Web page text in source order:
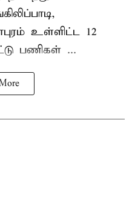
உள்ளிட்ட 12
பணிகள் ...